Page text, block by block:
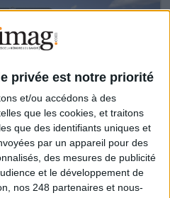
privée est notre priorité
et/ou accédons à des
que les cookies, et traitons
que des identifiants uniques et
par un appareil pour des
des mesures de publicité
et le développement de
nos 248 partenaires et nous-
Tarbes, accueillera également la